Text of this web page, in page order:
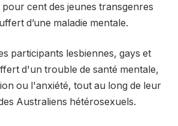
cent des jeunes transgenres
d’une maladie mentale.
participants lesbiennes, gays et
d'un trouble de santé mentale,
ou l'anxiété, tout au long de leur
Australiens hétérosexuels.